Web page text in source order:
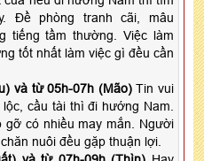
Đề phòng tranh cãi, mâu
tiếng tầm thường. Việc làm
tốt nhất làm việc gì đều cần
và từ 05h-07h (Mão) Tin vui
cầu tài thì đi hướng Nam.
gỡ có nhiều may mắn. Người
nuôi đều gặp thuận lợi.